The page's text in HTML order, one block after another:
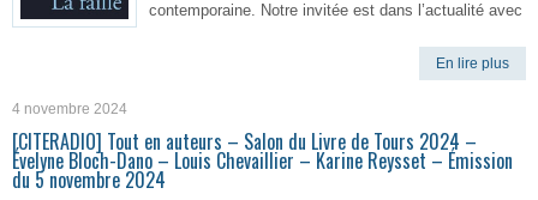
contemporaine. Notre invitée est dans l’actualité avec
En lire plus
4 novembre 2024
[CITERADIO] Tout en auteurs – Salon du Livre de Tours 2024 –
Évelyne Bloch-Dano – Louis Chevaillier – Karine Reysset – Émission
du 5 novembre 2024